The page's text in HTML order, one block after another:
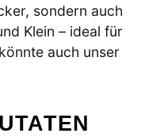
sondern auch
Klein – ideal für
auch unser